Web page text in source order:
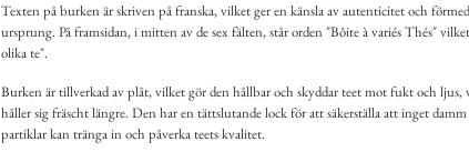
Texten på burken är skriven på franska, vilket ger en känsla av autenticitet och
ursprung. På framsidan, i mitten av de sex fälten, står orden "Bôite à variés Thés"
olika te".
Burken är tillverkad av plåt, vilket gör den hållbar och skyddar teet mot fukt och ljus,
håller sig fräscht längre. Den har en tättslutande lock för att säkerställa att inget damm
partiklar kan tränga in och påverka teets kvalitet.